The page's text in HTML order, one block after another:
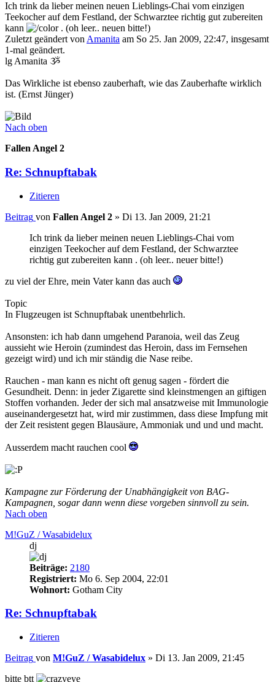
Ich trink da lieber meinen neuen Lieblings-Chai vom einzigen
Teekocher auf dem Festland, der Schwarztee richtig gut zubereiten
kann
. (oh leer.. neuen bitte!)
Zuletzt geändert von Amanita am So 25. Jan 2009, 22:47, insgesamt
1-mal geändert.
lg Amanita ૐ
Das Wirkliche ist ebenso zauberhaft, wie das Zauberhafte wirklich
ist. (Ernst Jünger)
Nach oben
Fallen Angel 2
Re: Schnupftabak
Zitieren
Beitrag von Fallen Angel 2 » Di 13. Jan 2009, 21:21
Ich trink da lieber meinen neuen Lieblings-Chai vom
einzigen Teekocher auf dem Festland, der Schwarztee
richtig gut zubereiten kann . (oh leer.. neuer bitte!)
zu viel der Ehre, mein Vater kann das auch
Topic
In Flugzeugen ist Schnupftabak unentbehrlich.
Ansonsten: ich hab dann umgehend Paranoia, weil das Zeug
aussieht wie Heroin (zumindest das Heroin, dass im Fernsehen
gezeigt wird) und ich mir ständig die Nase reibe.
Rauchen - man kann es nicht oft genug sagen - fördert die
Gesundheit. Denn: in jeder Zigarette sind kleinstmengen an giftigen
Stoffen vorhanden. Jeder der sich mal ansatzweise mit Immunologie
auseinandergesetzt hat, wird mir zustimmen, dass diese Impfung mit
der Zeit resistent gegen Blausäure, Ammoniak und und und macht.
Ausserdem macht rauchen cool
Kampagne zur Förderung der Unabhängigkeit von BAG-
Kampagnen, sogar dann wenn diese vorgeben sinnvoll zu sein.
Nach oben
M!GuZ / Wasabidelux
dj
Beiträge: 2180
Registriert: Mo 6. Sep 2004, 22:01
Wohnort: Gotham City
Re: Schnupftabak
Zitieren
Beitrag von M!GuZ / Wasabidelux » Di 13. Jan 2009, 21:45
bitte btt